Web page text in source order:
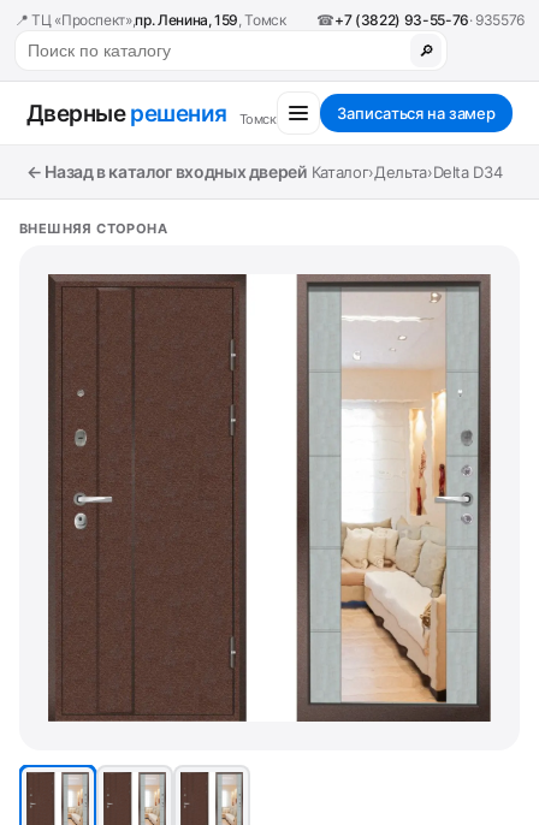
📍 ТЦ «Проспект»,пр. Ленина, 159, Томск ☎+7 (3822) 93-55-76· 935576
🔎
Дверныерешения Томск Записаться на замер
← Назад в каталог входных дверей Каталог›Дельта›Delta D34
ВНЕШНЯЯ СТОРОНА